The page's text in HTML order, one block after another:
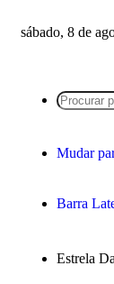
sábado, 8 de
Mudar
Barra
Estrela